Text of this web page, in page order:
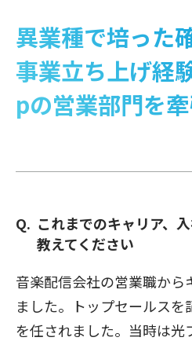
異業種で培った
事業立ち上げ経
pの営業部門を
これまでのキャリア、
教えてください
音楽配信会社の営業職から
ました。トップセールス
を任されました。当時は光